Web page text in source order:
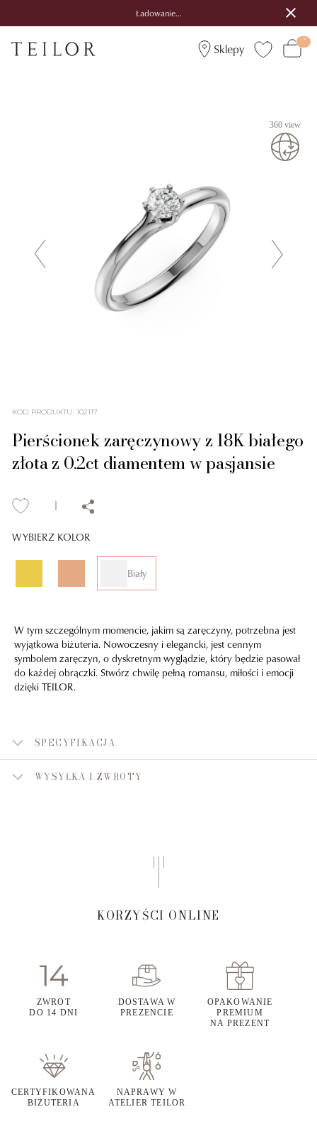
Ładowanie...
Sklepy
360 view
KOD PRODUKTU: 102117
Pierścionek zaręczynowy z 18K białego
złota z 0.2ct diamentem w pasjansie
WYBIERZ KOLOR
Biały
W tym szczególnym momencie, jakim są zaręczyny, potrzebna jest
wyjątkowa biżuteria. Nowoczesny i elegancki, jest cennym
symbolem zaręczyn, o dyskretnym wyglądzie, który będzie pasował
do każdej obrączki. Stwórz chwilę pełną romansu, miłości i emocji
dzięki TEILOR.
SPECYFIKACJA
WYSYŁKA I ZWROTY
KORZYŚCI ONLINE
ZWROT
DO 14 DNI
DOSTAWA W
PREZENCIE
OPAKOWANIE
PREMIUM
NA PREZENT
CERTYFIKOWANA
BIŻUTERIA
NAPRAWY W
ATELIER TEILOR